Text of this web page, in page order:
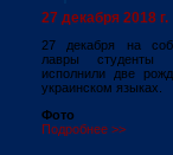
27 декабря 2018 г.
27 декабря на
лавры студенты
исполнили две
украинском языках.
Фото
Подробнее >>